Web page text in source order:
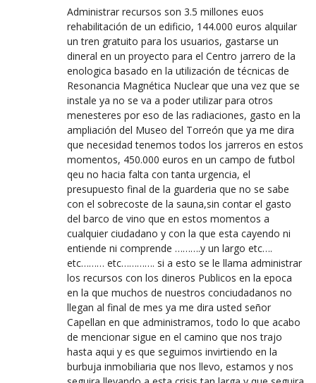
Administrar recursos son 3.5 millones euos
rehabilitación de un edificio, 144.000 euros alquilar
un tren gratuito para los usuarios, gastarse un
dineral en un proyecto para el Centro jarrero de la
enologica basado en la utilización de técnicas de
Resonancia Magnética Nuclear que una vez que se
instale ya no se va a poder utilizar para otros
menesteres por eso de las radiaciones, gasto en la
ampliación del Museo del Torreón que ya me dira
que necesidad tenemos todos los jarreros en estos
momentos, 450.000 euros en un campo de futbol
qeu no hacia falta con tanta urgencia, el
presupuesto final de la guarderia que no se sabe
con el sobrecoste de la sauna,sin contar el gasto
del barco de vino que en estos momentos a
cualquier ciudadano y con la que esta cayendo ni
entiende ni comprende ……….y un largo etc….
etc……… etc…………. si a esto se le llama administrar
los recursos con los dineros Publicos en la epoca
en la que muchos de nuestros conciudadanos no
llegan al final de mes ya me dira usted señor
Capellan en que administramos, todo lo que acabo
de mencionar sigue en el camino que nos trajo
hasta aqui y es que seguimos invirtiendo en la
burbuja inmobiliaria que nos llevo, estamos y nos